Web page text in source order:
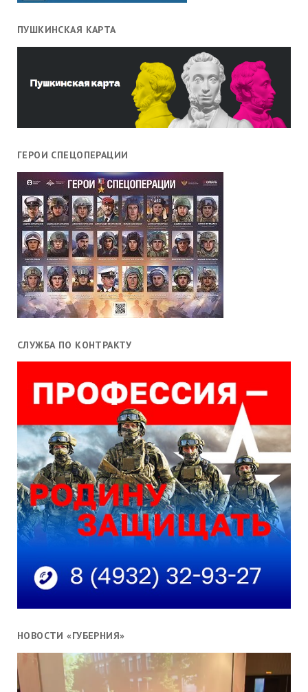
ПУШКИНСКАЯ КАРТА
ГЕРОИ СПЕЦОПЕРАЦИИ
СЛУЖБА ПО КОНТРАКТУ
НОВОСТИ «ГУБЕРНИЯ»
Видеоплеер